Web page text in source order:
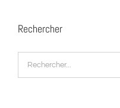
Rechercher
Rechercher: